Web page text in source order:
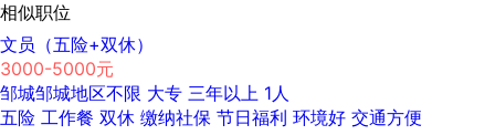
相似职位
文员（五险+双休）
3000-5000元
邹城邹城地区不限 大专 三年以上 1人
五险 工作餐 双休 缴纳社保 节日福利 环境好 交通方便